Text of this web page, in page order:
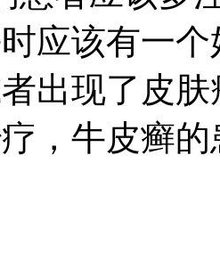
应该有一
出现了皮
，牛皮癣